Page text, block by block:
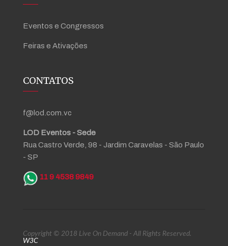
Eventos e Congressos
Feiras e Ativações
CONTATOS
f@lod.com.vc
LOD Eventos - Sede
Rua Castro Verde, 98 - Jardim Caravelas - São Paulo
- SP
11 9 4538 9849
Copyright © 2018 Live On Demand - All Rights Reserved.
W3C